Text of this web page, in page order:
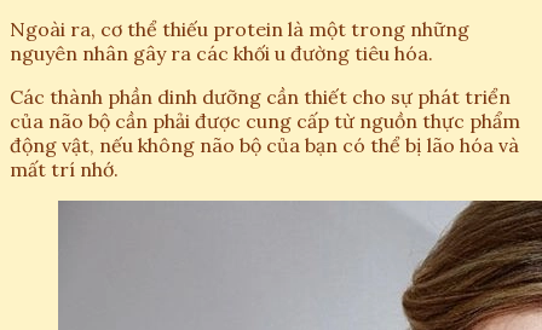
Ngoài ra, cơ thể thiếu protein là một trong những
nguyên nhân gây ra các khối u đường tiêu hóa.
Các thành phần dinh dưỡng cần thiết cho sự phát triển
của não bộ cần phải được cung cấp từ nguồn thực phẩm
động vật, nếu không não bộ của bạn có thể bị lão hóa và
mất trí nhớ.